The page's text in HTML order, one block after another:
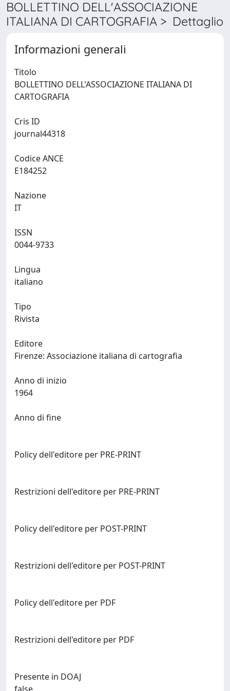
BOLLETTINO DELL'ASSOCIAZIONE
ITALIANA DI CARTOGRAFIA > Dettaglio
Informazioni generali
Titolo
BOLLETTINO DELL'ASSOCIAZIONE ITALIANA DI
Cris ID
Codice ANCE
Nazione
ISSN
Lingua
Tipo
Rivista
Editore
Anno di inizio
Anno di fine
Policy dell'editore per PRE-PRINT
Restrizioni dell'editore per PRE-PRINT
Policy dell'editore per POST-PRINT
Restrizioni dell'editore per POST-PRINT
Policy dell'editore per PDF
Restrizioni dell'editore per PDF
Presente in DOAJ